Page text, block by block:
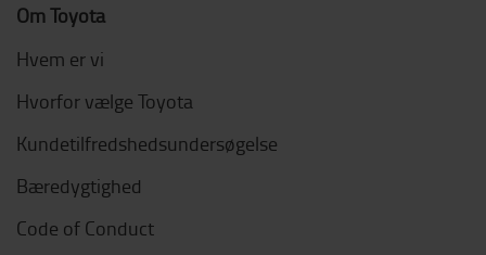
Om Toyota
Hvem er vi
Hvorfor vælge Toyota
Kundetilfredshedsundersøgelse
Bæredygtighed
Code of Conduct